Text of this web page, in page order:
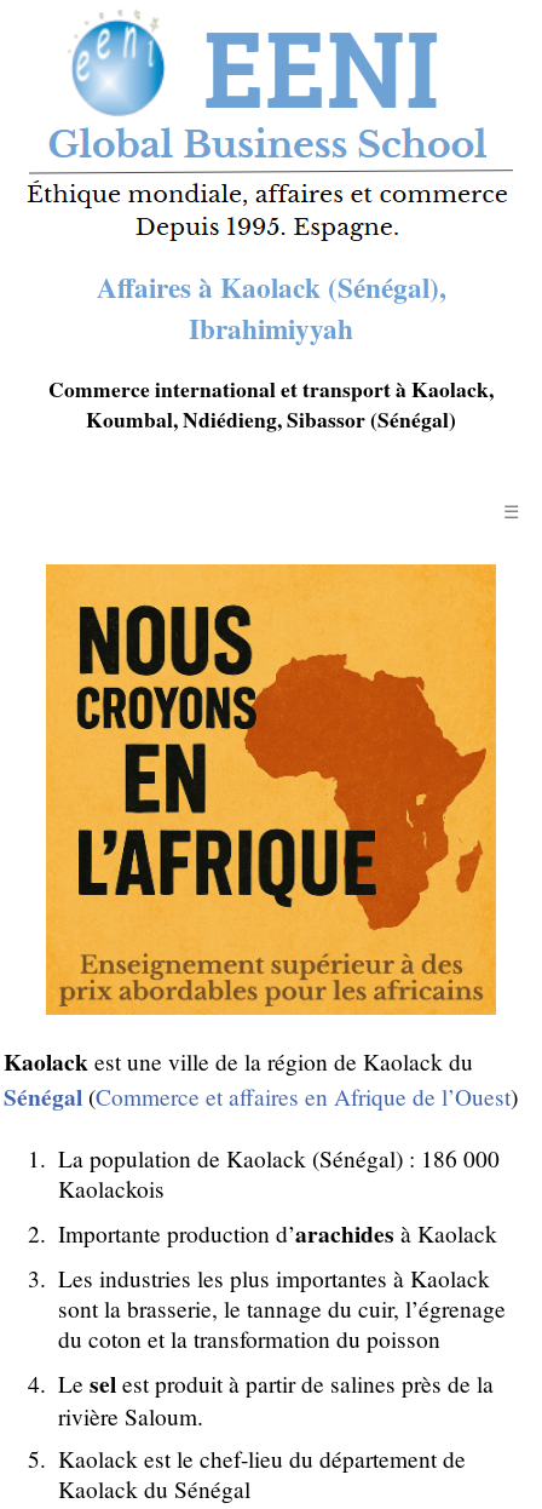
Affaires à Kaolack (Sénégal),
Ibrahimiyyah
Commerce international et transport à Kaolack,
Koumbal, Ndiédieng, Sibassor (Sénégal)
☰
Kaolack est une ville de la région de Kaolack du
Sénégal (Commerce et affaires en Afrique de l’Ouest)
La population de Kaolack (Sénégal) : 186 000
Kaolackois
Importante production d’arachides à Kaolack
Les industries les plus importantes à Kaolack
sont la brasserie, le tannage du cuir, l’égrenage
du coton et la transformation du poisson
Le sel est produit à partir de salines près de la
rivière Saloum.
Kaolack est le chef-lieu du département de
Kaolack du Sénégal